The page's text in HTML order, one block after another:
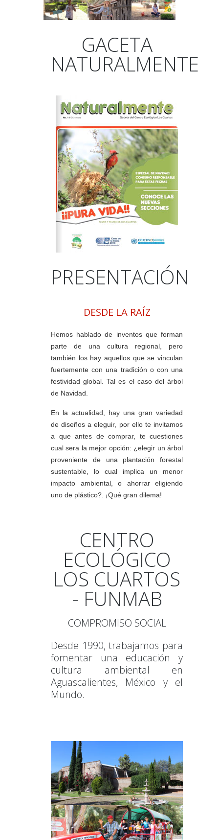
GACETA
NATURALMENTE
PRESENTACIÓN
DESDE LA RAÍZ
Hemos hablado de inventos que forman
parte de una cultura regional, pero
también los hay aquellos que se vinculan
fuertemente con una tradición o con una
festividad global. Tal es el caso del árbol
de Navidad.
En la actualidad, hay una gran variedad
de diseños a eleguir, por ello te invitamos
a que antes de comprar, te cuestiones
cual sera la mejor opción: ¿elegir un árbol
proveniente de una plantación forestal
sustentable, lo cual implica un menor
impacto ambiental, o ahorrar eligiendo
uno de plástico?. ¡Qué gran dilema!
CENTRO
ECOLÓGICO
LOS CUARTOS
- FUNMAB
COMPROMISO SOCIAL
Desde 1990, trabajamos para
fomentar una educación y
cultura ambiental en
Aguascalientes, México y el
Mundo.